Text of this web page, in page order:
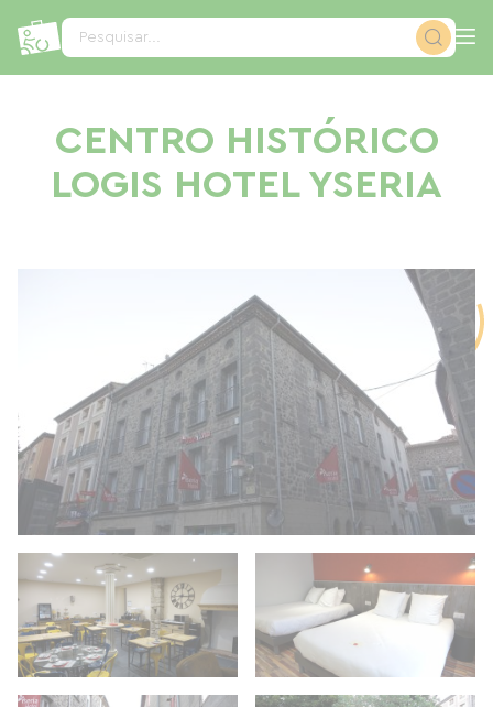
Pesquisar...
CENTRO HISTÓRICO
LOGIS HOTEL YSERIA
Painel de Gerenciamento de Cookies